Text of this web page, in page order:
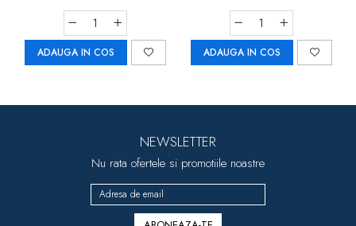
ADAUGA IN COS ADAUGA IN COS
NEWSLETTER
Nu rata ofertele si promotiile noastre